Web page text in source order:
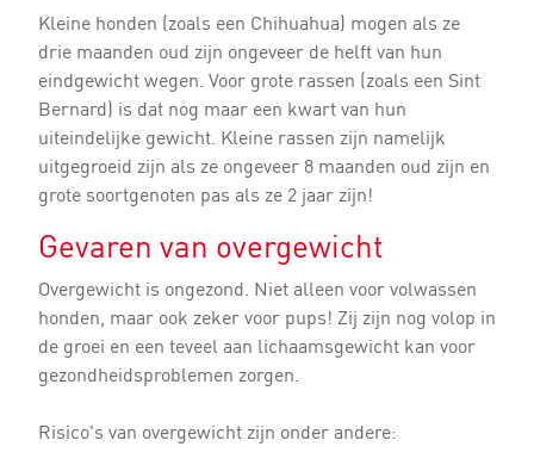
Kleine honden (zoals een Chihuahua) mogen als ze
drie maanden oud zijn ongeveer de helft van hun
eindgewicht wegen. Voor grote rassen (zoals een Sint
Bernard) is dat nog maar een kwart van hun
uiteindelijke gewicht. Kleine rassen zijn namelijk
uitgegroeid zijn als ze ongeveer 8 maanden oud zijn en
grote soortgenoten pas als ze 2 jaar zijn!
Gevaren van overgewicht
Overgewicht is ongezond. Niet alleen voor volwassen
honden, maar ook zeker voor pups! Zij zijn nog volop in
de groei en een teveel aan lichaamsgewicht kan voor
gezondheidsproblemen zorgen.
Risico's van overgewicht zijn onder andere: